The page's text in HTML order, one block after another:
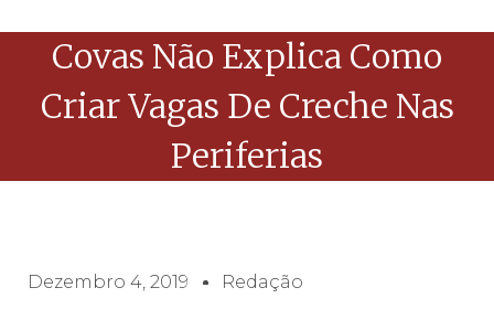
Covas Não Explica Como
Criar Vagas De Creche Nas
Periferias
Dezembro 4, 2019 Redação